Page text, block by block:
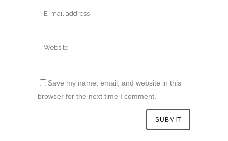
Save my name, email, and website in this
browser for the next time I comment.